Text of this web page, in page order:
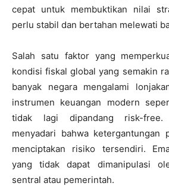
cepat untuk membuktikan nilai
perlu stabil dan bertahan melewati
Salah satu faktor yang
kondisi fiskal global yang semakin
banyak negara mengalami
instrumen keuangan modern
tidak lagi dipandang risk-free.
menyadari bahwa ketergantungan
menciptakan risiko tersendiri.
yang tidak dapat dimanipulasi
sentral atau pemerintah.